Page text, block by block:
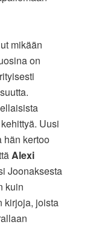
mikään
on
Uusi
hän kertoo
Alexi
Joonaksesta
kuin
kirjoja, joista